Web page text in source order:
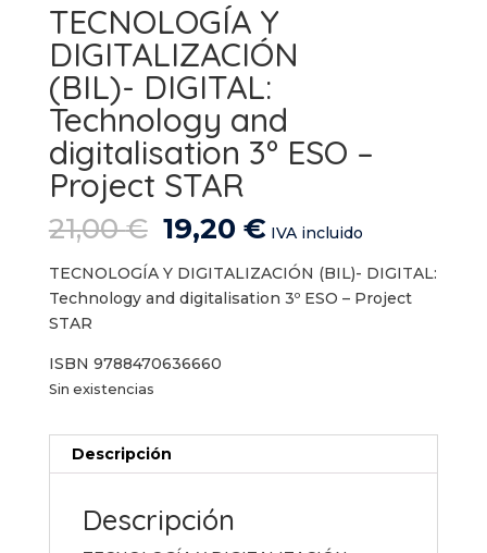
TECNOLOGÍA Y
DIGITALIZACIÓN
(BIL)- DIGITAL:
Technology and
digitalisation 3º ESO –
Project STAR
21,00€ El
precio
original
era:
19,20 €El
actual
es:
IVA incluido
TECNOLOGÍA Y DIGITALIZACIÓN (BIL)- DIGITAL:
Technology and digitalisation 3º ESO – Project
STAR
ISBN 9788470636660
Sin existencias
Descripción
Descripción